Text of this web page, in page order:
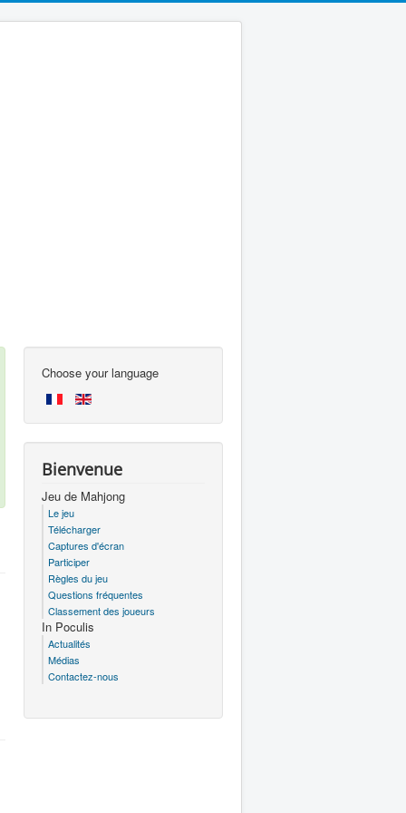
Choose your language
Bienvenue
Jeu de Mahjong
Le jeu
Télécharger
Captures d'écran
Participer
Règles du jeu
Questions fréquentes
Classement des joueurs
In Poculis
Actualités
Médias
Contactez-nous